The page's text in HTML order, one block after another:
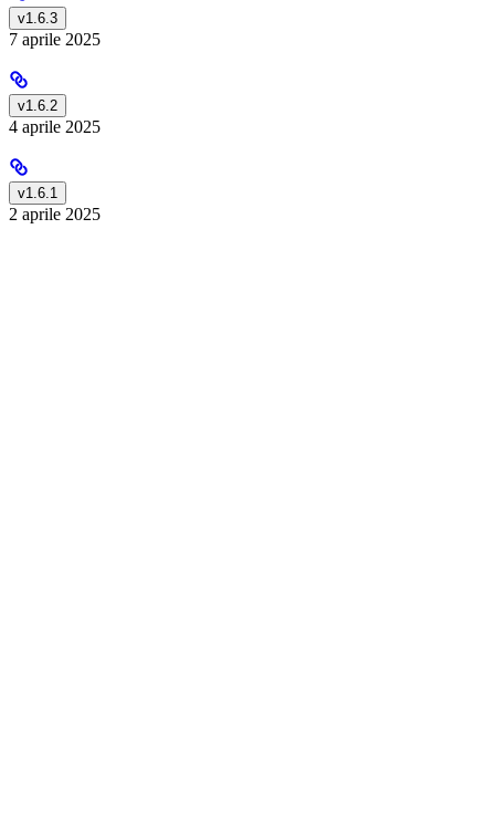
v1.6.3
7 aprile 2025
v1.6.2
4 aprile 2025
v1.6.1
2 aprile 2025